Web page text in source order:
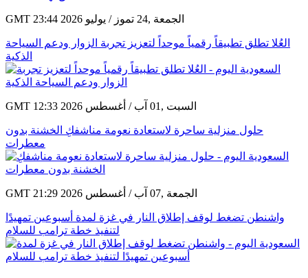
GMT 23:44 2026 الجمعة ,24 تموز / يوليو
العُلا تطلق تطبيقاً رقمياً موحداً لتعزيز تجربة الزوار ودعم السياحة
الذكية
GMT 12:33 2026 السبت ,01 آب / أغسطس
حلول منزلية ساحرة لاستعادة نعومة مناشفكِ الخشنة بدون
معطرات
GMT 21:29 2026 الجمعة ,07 آب / أغسطس
واشنطن تضغط لوقف إطلاق النار في غزة لمدة أسبوعين تمهيدًا
لتنفيذ خطة ترامب للسلام